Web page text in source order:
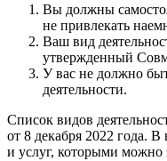
Вы должны
не привлекать
Ваш вид
утвержденный
У вас не должно
деятельности.
Список видов
от 8 декабря 2022 года.
и услуг, которыми можно